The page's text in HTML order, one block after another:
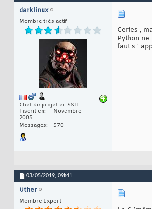
darklinux
Membre très actif
Chef de projet en SSII
Inscrit en
Novembre
2005
Messages
570
Certes ,
Python ne
faut s '
03/05/2019, 09h41
Uther
Membre Expert